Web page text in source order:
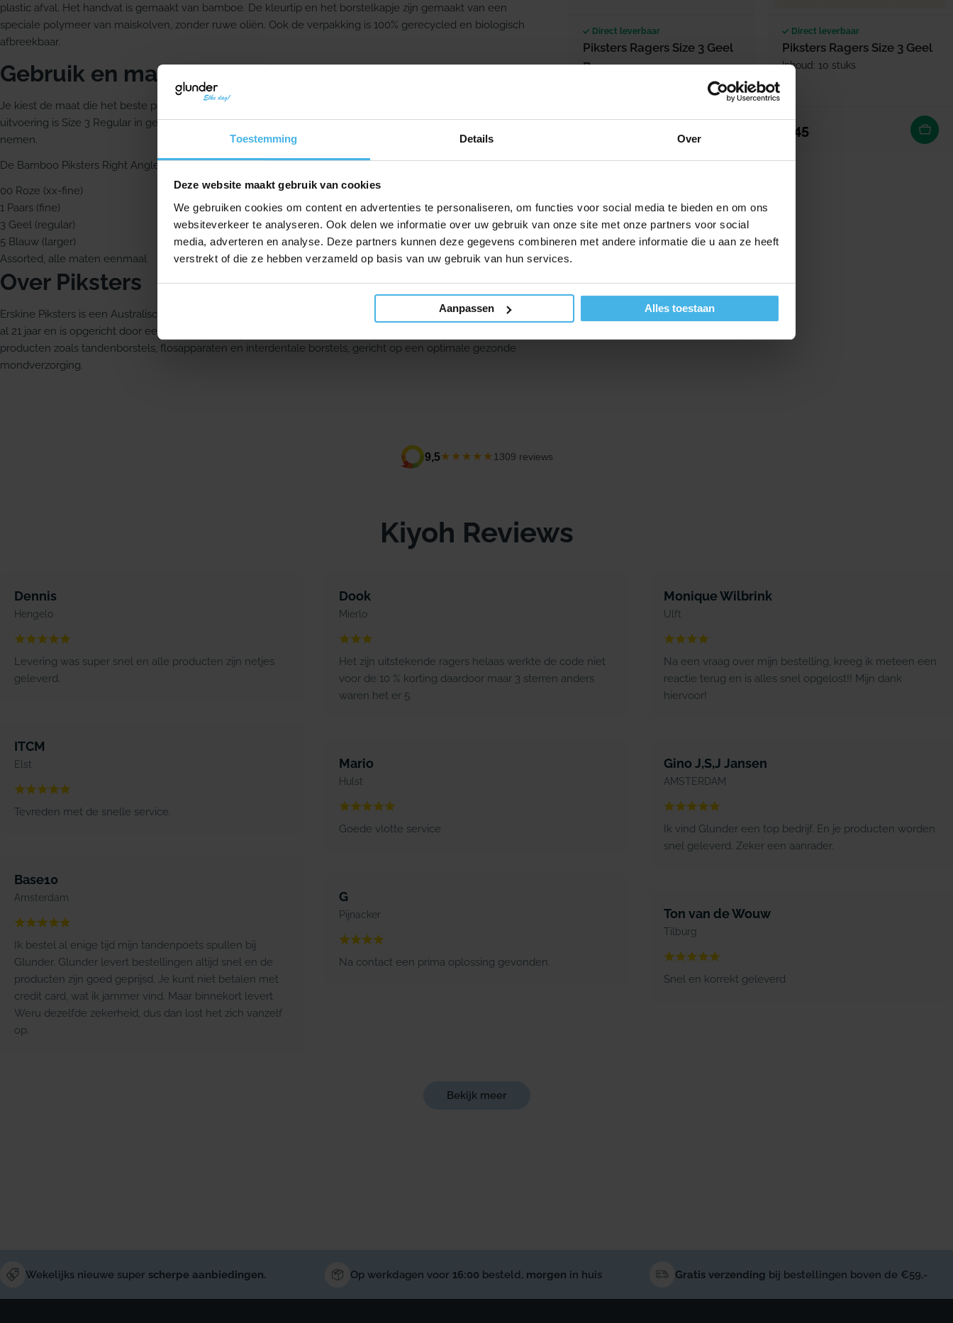
Toestemming Details Over
Deze website maakt gebruik van cookies
We gebruiken cookies om content en advertenties te personaliseren, om functies voor social media te bieden en om ons
websiteverkeer te analyseren. Ook delen we informatie over uw gebruik van onze site met onze partners voor social
media, adverteren en analyse. Deze partners kunnen deze gegevens combineren met andere informatie die u aan ze heeft
verstrekt of die ze hebben verzameld op basis van uw gebruik van hun services.
Aanpassen Alles toestaan
plastic afval. Het handvat is gemaakt van bamboe. De kleurtip en het borstelkapje zijn gemaakt van een
speciale polymeer van maiskolven, zonder ruwe oliën. Ook de verpakking is 100% gerecycled en biologisch
afbreekbaar.
Gebruik en maat
Je kiest de maat die het beste past bij jouw gebit, voor een passende reiniging tussen de tanden. Deze
uitvoering is Size 3 Regular in geel. Het borstelkapje maakt de rager makkelijk en hygiënisch om mee te
nemen.
De Bamboo Piksters Right Angle worden geleverd per 24 stuks en zijn verkrijgbaar in de volgende maten:
00 Roze (xx-fine)
1 Paars (fine)
3 Geel (regular)
5 Blauw (larger)
Assorted, alle maten eenmaal
Over Piksters
Erskine Piksters is een Australisch merk en nummer 1 op het gebied van interdentale borstels. Het merk bestaat
al 21 jaar en is opgericht door een voormalig tandarts. Erskine ontwikkelt en vervaardigt tandheelkundige
producten zoals tandenborstels, flosapparaten en interdentale borstels, gericht op een optimale gezonde
mondverzorging.
Direct leverbaar
Piksters Ragers Size 3 Geel
Box
14,95
Direct leverbaar
Piksters Ragers Size 3 Geel
Inhoud: 10 stuks
Normale prijs
3,45
9,5★★★★★1309 reviews
Kiyoh Reviews
Dennis
Hengelo
Levering was super snel en alle producten zijn netjes
geleverd.
Dook
Mierlo
Het zijn uitstekende ragers helaas werkte de code niet
voor de 10 % korting daardoor maar 3 sterren anders
waren het er 5.
Monique Wilbrink
Ulft
Na een vraag over mijn bestelling, kreeg ik meteen een
reactie terug en is alles snel opgelost!! Mijn dank
hiervoor!
ITCM
Elst
Tevreden met de snelle service.
Mario
Hulst
Goede vlotte service
Gino J,S,J Jansen
AMSTERDAM
Ik vind Glunder een top bedrijf. En je producten worden
snel geleverd. Zeker een aanrader.
Base10
Amsterdam
Ik bestel al enige tijd mijn tandenpoets spullen bij
Glunder. Glunder levert bestellingen altijd snel en de
producten zijn goed geprijsd. Je kunt niet betalen met
credit card, wat ik jammer vind. Maar binnekort levert
Weru dezelfde zekerheid, dus dan lost het zich vanzelf
op.
G
Pijnacker
Na contact een prima oplossing gevonden.
Ton van de Wouw
Tilburg
Snel en korrekt geleverd
Bekijk meer
Wekelijks nieuwe super scherpe aanbiedingen. Op werkdagen voor 16:00 besteld, morgen in huis Gratis verzending bij bestellingen boven de €59,-